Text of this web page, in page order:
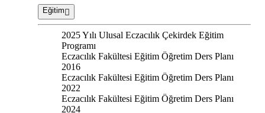
Eğitim
2025 Yılı Ulusal Eczacılık Çekirdek Eğitim
Programı
Eczacılık Fakültesi Eğitim Öğretim Ders Planı
2016
Eczacılık Fakültesi Eğitim Öğretim Ders Planı
2022
Eczacılık Fakültesi Eğitim Öğretim Ders Planı
2024